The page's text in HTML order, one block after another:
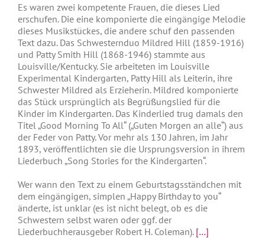
Es waren zwei kompetente Frauen, die dieses Lied
erschufen. Die eine komponierte die eingängige Melodie
dieses Musikstückes, die andere schuf den passenden
Text dazu. Das Schwesternduo Mildred Hill (1859-1916)
und Patty Smith Hill (1868-1946) stammte aus
Louisville/Kentucky. Sie arbeiteten im Louisville
Experimental Kindergarten, Patty Hill als Leiterin, ihre
Schwester Mildred als Erzieherin. Mildred komponierte
das Stück ursprünglich als Begrüßungslied für die
Kinder im Kindergarten. Das Kinderlied trug damals den
Titel „Good Morning To All“ („Guten Morgen an alle“) aus
der Feder von Patty. Vor mehr als 130 Jahren, im Jahr
1893, veröffentlichten sie die Ursprungsversion in ihrem
Liederbuch „Song Stories for the Kindergarten“.
Wer wann den Text zu einem Geburtstagsständchen mit
dem eingängigen, simplen „Happy Birthday to you“
änderte, ist unklar (es ist nicht belegt, ob es die
Schwestern selbst waren oder ggf. der
Liederbuchherausgeber Robert H. Coleman). […]